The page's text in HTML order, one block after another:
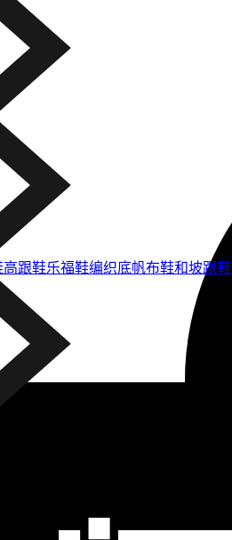
高跟鞋乐福鞋编织底帆布鞋和坡跟鞋